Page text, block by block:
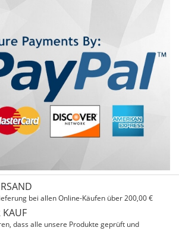
bei allen Online-Käufen über 200,00 €
KAUF
dass alle unsere Produkte geprüft und